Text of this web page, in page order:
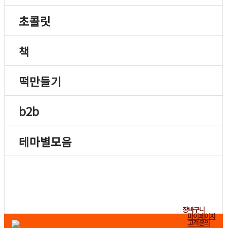
초콜릿
책
떡만들기
b2b
테마별모음
장바구니
마이페이지
고객문의